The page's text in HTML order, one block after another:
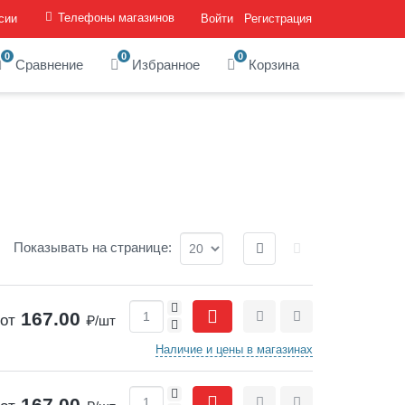
Телефоны магазинов Войти Регистрация
0
Сравнение
0
Избранное
0
Корзина
Показывать на странице: Отображение:
от 167.00₽/шт -
+
СравнитьОтложить
Наличие и цены в магазинах
+